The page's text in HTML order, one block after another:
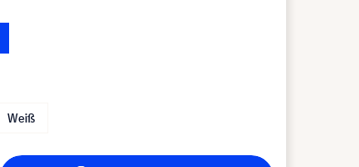
Weiß